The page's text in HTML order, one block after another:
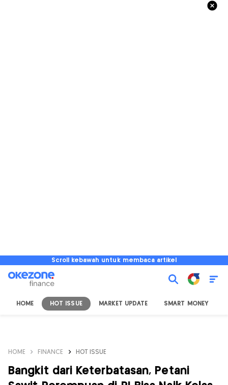
Scroll kebawah untuk membaca artikel
HOME HOT ISSUE MARKET UPDATE SMART MONEY
HOME FINANCE HOT ISSUE
Bangkit dari Keterbatasan, Petani